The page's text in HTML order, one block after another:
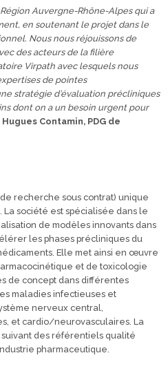
Auvergne-Rhône-Alpes qui a
en soutenant le projet dans le
Nous nous réjouissons de
des acteurs de la filière
Virpath avec lesquels nous
de pointes
stratégie d’évaluation précliniques
dont on a un besoin urgent pour
Hugues Contamin, PDG de
recherche sous contrat) unique
La société est spécialisée dans le
de modèles innovants dans
les phases précliniques du
Elle met ainsi en œuvre
et de toxicologie
de concept dans différentes
maladies infectieuses et
nerveux central,
et cardio/neurovasculaires. La
des référentiels qualité
pharmaceutique.